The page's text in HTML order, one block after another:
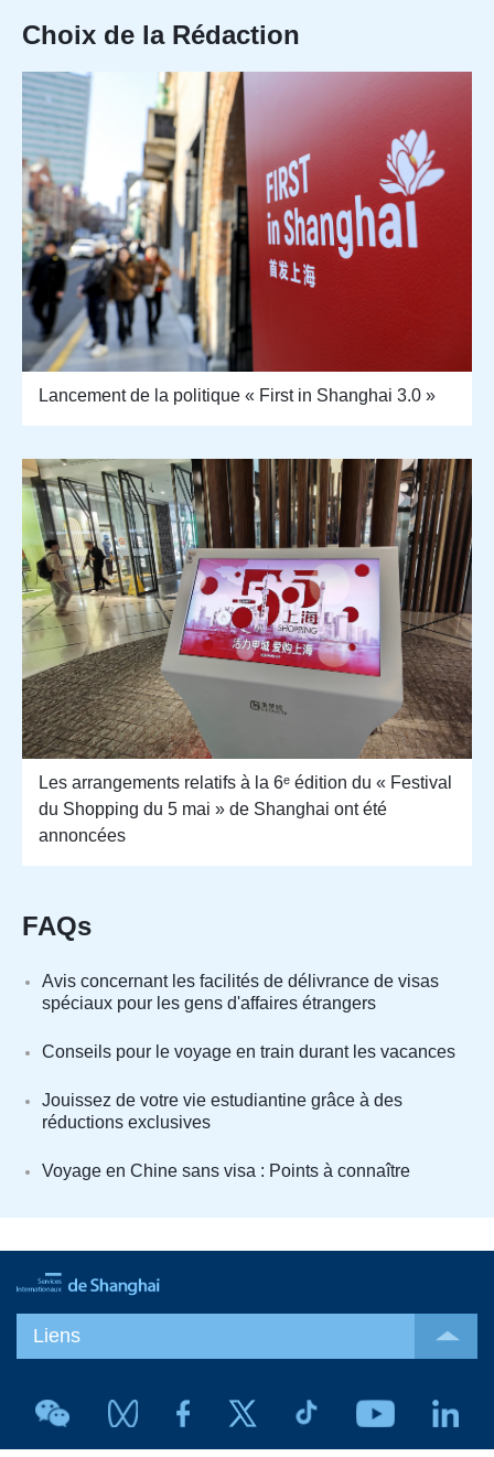
Choix de la Rédaction
Lancement de la politique « First in Shanghai 3.0 »
Les arrangements relatifs à la 6ᵉ édition du « Festival
du Shopping du 5 mai » de Shanghai ont été
annoncées
FAQs
Avis concernant les facilités de délivrance de visas
spéciaux pour les gens d'affaires étrangers
Conseils pour le voyage en train durant les vacances
Jouissez de votre vie estudiantine grâce à des
réductions exclusives
Voyage en Chine sans visa : Points à connaître
Liens